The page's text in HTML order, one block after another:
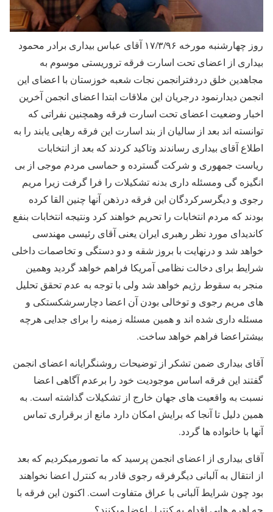
روز چهارشنبه مورخه ۱۷/۳/۹۶ آقای عباس بیداری برادر محمود
بیداری از اعضای تحت اسارت فرقه تروریستی موسوم به
مجاهدین خلق دردفترانجمن نجات شعبه خوزستان با اعضای این
انجمن دیدارنمود درجریان این ملاقات ابتدا اعضای انجمن آخرین
اخبار وضعیت اعضای تحت اسارت فرقه وهمچنین نفراتی که
توانسته اند بعد از سالیان از بند اسارت این فرقه رهایی یابند را به
اطلاع آقای بیداری رساندند وتاکید کردند که بعد از انتخابات
ریاست جمهوری و شرکت گسترده و حماسی مردم موجی از بی
انگیزه گی ومسئله داری بدنه تشکیلات را فرا گرفت زیرا مریم
رجوی و دیگرسرکردگان این فرقه درذهن آنها چنین القا کرده
بودند که مردم انتخابات را تحریم خواهند کرد ونتیجه انتخابات بنفع
کاندیدای مورد نظر رهبری ایران یعنی آقای رئیسی مهندسی
خواهد شد و درنهایت با بروز شقه و دو دستگی و تخاصمات داخلی
شرایط برای دخالت نظامی آمریکا فراهم خواهد گردید وهمین
منجر به سقوط رژیم خواهد شد ولی با توجه به عدم تحقق تحلیل
های مریم رجوی و توخالی بودن آن اعضا دچارسرشکستکی و
مسئله داری شده اند و همین مسئله زمینه را برای جدایی هرچه
بیشتراعضا فراهم خواهد ساخت.
آقای بیداری ضمن تشکر از توضیحات روشنگرایانه اعضای انجمن
گفتند این فرقه اساس موجودیت خود را برعدم آگاهی اعضا
نسبت به واقعیت های جهان خارج از تشکیلات گذاشته است. به
همین دلیل تا آنجا که برایش امکان دارد مانع از برقراری تماس
آنها با خانواده ها گردد.
آقای بیداری از اعضای انجمن پرسید که ما تصورمیکردیم که بعد
از انتقال به آلبانی دیگرفرقه رجوی قادر به کنترل اعضا نخواهند
بود چون شرایط آلبانی با عراق متفاوت است. اکنون این فرقه با